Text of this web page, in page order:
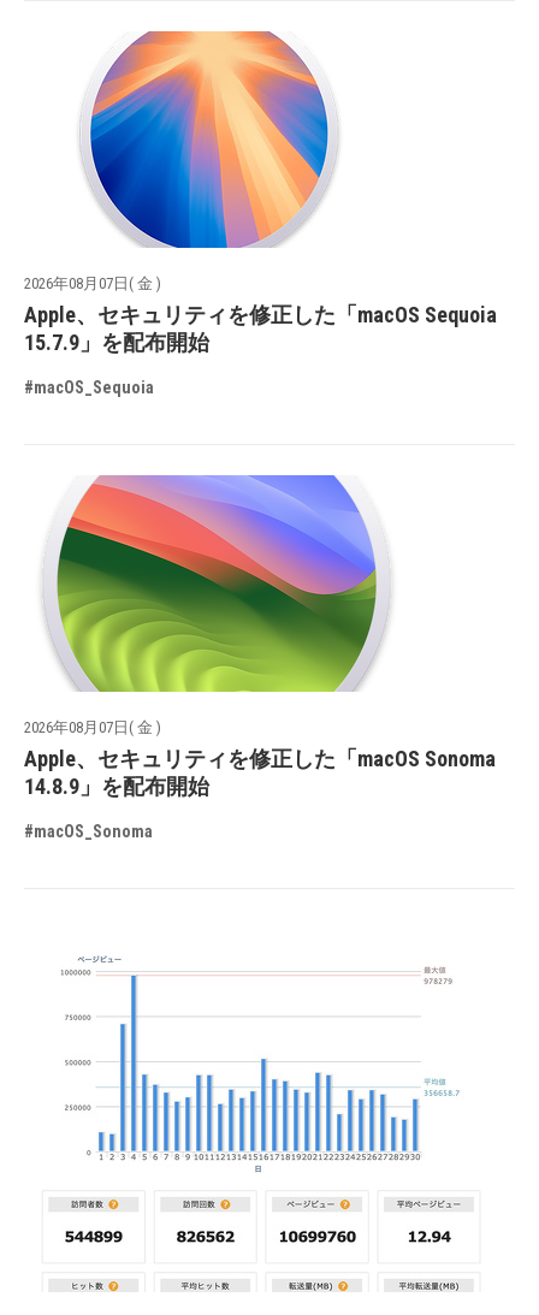
2026年08月07日( 金 )
Apple、セキュリティを修正した「macOS Sequoia
15.7.9」を配布開始
#macOS_Sequoia
2026年08月07日( 金 )
Apple、セキュリティを修正した「macOS Sonoma
14.8.9」を配布開始
#macOS_Sonoma